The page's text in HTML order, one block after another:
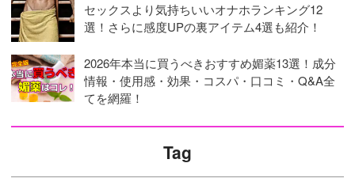
セックスより気持ちいいオナホランキング12
選！さらに感度UPの裏アイテム4選も紹介！
2026年本当に買うべきおすすめ媚薬13選！成分
情報・使用感・効果・コスパ・口コミ・Q&A全
てを網羅！
Tag